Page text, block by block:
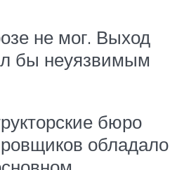
не мог. Выход
бы неуязвимым
бюро
обладало